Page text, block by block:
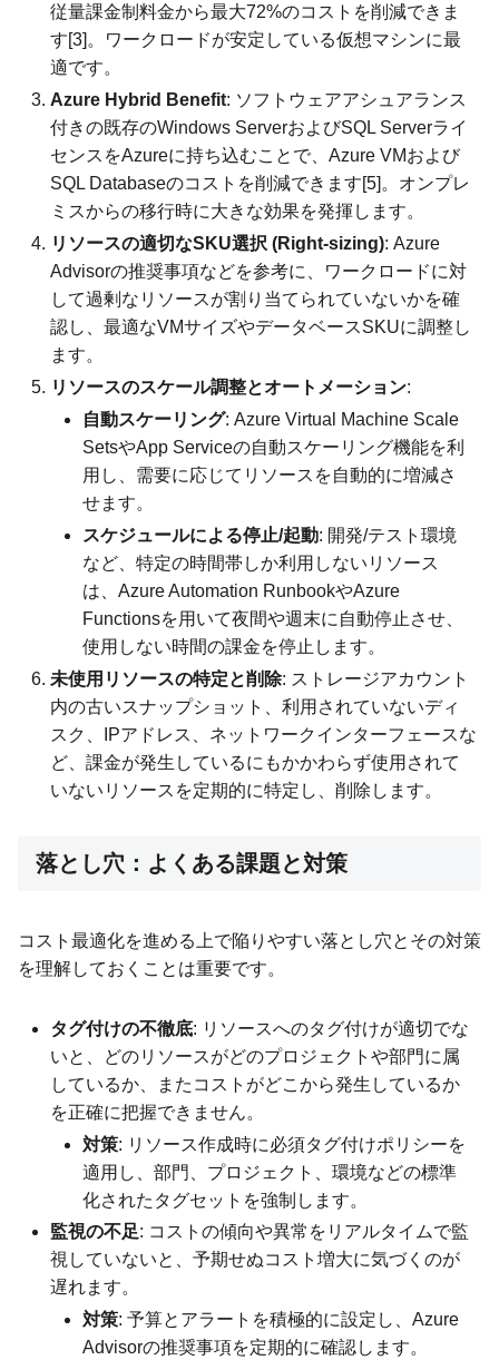
従量課金制料金から最大72%のコストを削減できま
す[3]。ワークロードが安定している仮想マシンに最
適です。
Azure Hybrid Benefit: ソフトウェアアシュアランス
付きの既存のWindows ServerおよびSQL Serverライ
センスをAzureに持ち込むことで、Azure VMおよび
SQL Databaseのコストを削減できます[5]。オンプレ
ミスからの移行時に大きな効果を発揮します。
リソースの適切なSKU選択 (Right-sizing): Azure
Advisorの推奨事項などを参考に、ワークロードに対
して過剰なリソースが割り当てられていないかを確
認し、最適なVMサイズやデータベースSKUに調整し
ます。
リソースのスケール調整とオートメーション:
自動スケーリング: Azure Virtual Machine Scale
SetsやApp Serviceの自動スケーリング機能を利
用し、需要に応じてリソースを自動的に増減さ
せます。
スケジュールによる停止/起動: 開発/テスト環境
など、特定の時間帯しか利用しないリソース
は、Azure Automation RunbookやAzure
Functionsを用いて夜間や週末に自動停止させ、
使用しない時間の課金を停止します。
未使用リソースの特定と削除: ストレージアカウント
内の古いスナップショット、利用されていないディ
スク、IPアドレス、ネットワークインターフェースな
ど、課金が発生しているにもかかわらず使用されて
いないリソースを定期的に特定し、削除します。
落とし穴：よくある課題と対策
コスト最適化を進める上で陥りやすい落とし穴とその対策
を理解しておくことは重要です。
タグ付けの不徹底: リソースへのタグ付けが適切でな
いと、どのリソースがどのプロジェクトや部門に属
しているか、またコストがどこから発生しているか
を正確に把握できません。
対策: リソース作成時に必須タグ付けポリシーを
適用し、部門、プロジェクト、環境などの標準
化されたタグセットを強制します。
監視の不足: コストの傾向や異常をリアルタイムで監
視していないと、予期せぬコスト増大に気づくのが
遅れます。
対策: 予算とアラートを積極的に設定し、Azure
Advisorの推奨事項を定期的に確認します。